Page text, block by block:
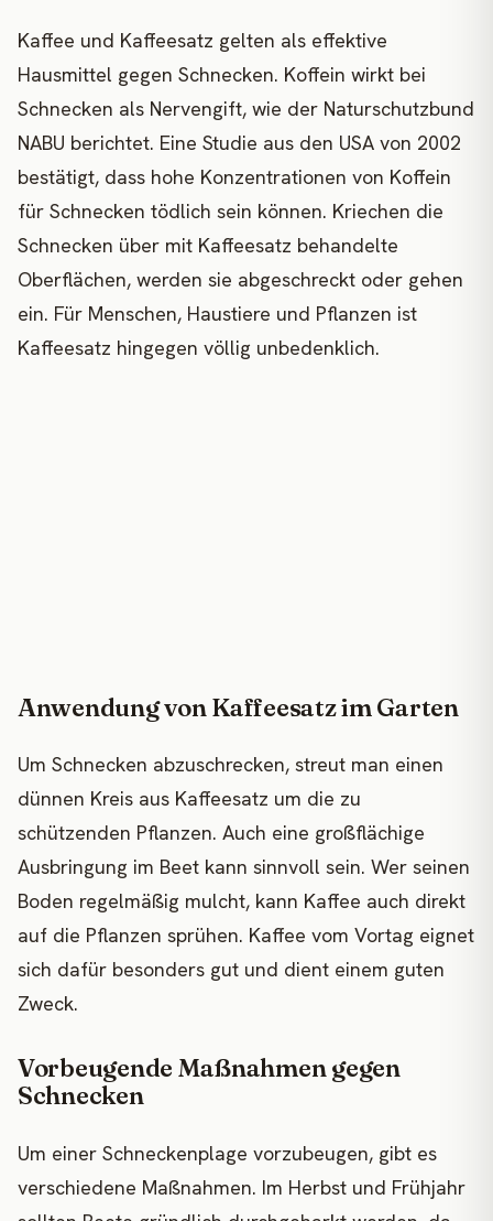
Kaffee und Kaffeesatz gelten als effektive
Hausmittel gegen Schnecken. Koffein wirkt bei
Schnecken als Nervengift, wie der Naturschutzbund
NABU berichtet. Eine Studie aus den USA von 2002
bestätigt, dass hohe Konzentrationen von Koffein
für Schnecken tödlich sein können. Kriechen die
Schnecken über mit Kaffeesatz behandelte
Oberflächen, werden sie abgeschreckt oder gehen
ein. Für Menschen, Haustiere und Pflanzen ist
Kaffeesatz hingegen völlig unbedenklich.
Anwendung von Kaffeesatz im Garten
Um Schnecken abzuschrecken, streut man einen
dünnen Kreis aus Kaffeesatz um die zu
schützenden Pflanzen. Auch eine großflächige
Ausbringung im Beet kann sinnvoll sein. Wer seinen
Boden regelmäßig mulcht, kann Kaffee auch direkt
auf die Pflanzen sprühen. Kaffee vom Vortag eignet
sich dafür besonders gut und dient einem guten
Zweck.
Vorbeugende Maßnahmen gegen
Schnecken
Um einer Schneckenplage vorzubeugen, gibt es
verschiedene Maßnahmen. Im Herbst und Frühjahr